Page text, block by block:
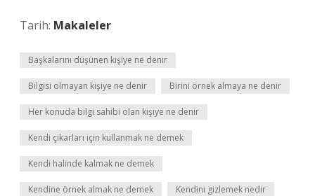
Tarih: Makaleler
Başkalarını düşünen kişiye ne denir
Bilgisi olmayan kişiye ne denir Birini örnek almaya ne denir
Her konuda bilgi sahibi olan kişiye ne denir
Kendi çıkarları için kullanmak ne demek
Kendi halinde kalmak ne demek
Kendine örnek almak ne demek Kendini gizlemek nedir